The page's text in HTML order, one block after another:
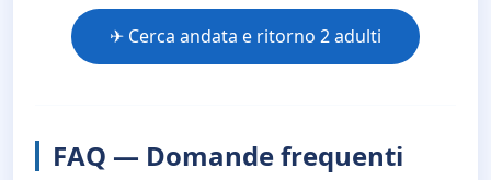
✈ Cerca andata e ritorno 2 adulti
FAQ — Domande frequenti